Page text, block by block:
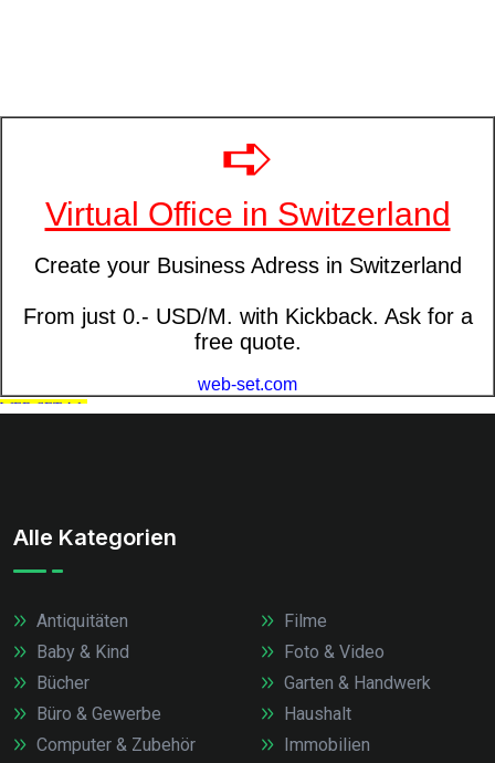
Alle Kategorien
Antiquitäten
Baby & Kind
Bücher
Büro & Gewerbe
Computer & Zubehör
Filme
Foto & Video
Garten & Handwerk
Haushalt
Immobilien